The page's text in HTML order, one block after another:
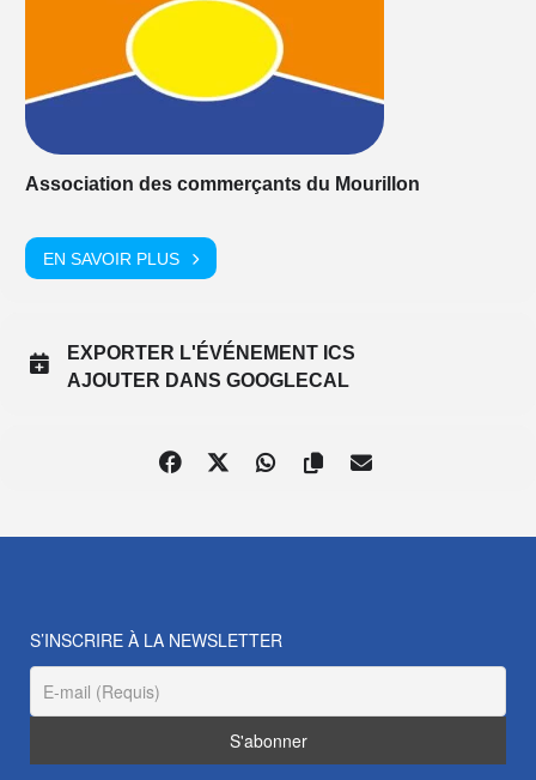
Association des commerçants du Mourillon
EN SAVOIR PLUS
EXPORTER L'ÉVÉNEMENT ICS
AJOUTER DANS GOOGLECAL
S’INSCRIRE À LA NEWSLETTER